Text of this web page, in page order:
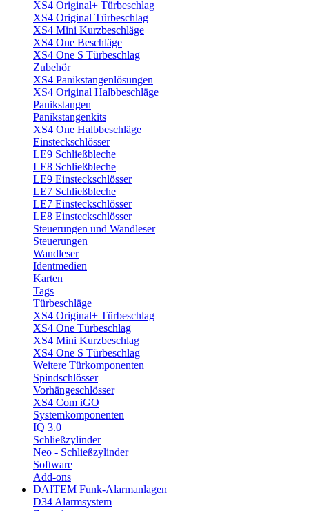
XS4 Original+ Türbeschlag
XS4 Original Türbeschlag
XS4 Mini Kurzbeschläge
XS4 One Beschläge
XS4 One S Türbeschlag
Zubehör
XS4 Panikstangenlösungen
XS4 Original Halbbeschläge
Panikstangen
Panikstangenkits
XS4 One Halbbeschläge
Einsteckschlösser
LE9 Schließbleche
LE8 Schließbleche
LE9 Einsteckschlösser
LE7 Schließbleche
LE7 Einsteckschlösser
LE8 Einsteckschlösser
Steuerungen und Wandleser
Steuerungen
Wandleser
Identmedien
Karten
Tags
Türbeschläge
XS4 Original+ Türbeschlag
XS4 One Türbeschlag
XS4 Mini Kurzbeschlag
XS4 One S Türbeschlag
Weitere Türkomponenten
Spindschlösser
Vorhängeschlösser
XS4 Com iGO
Systemkomponenten
IQ 3.0
Schließzylinder
Neo - Schließzylinder
Software
Add-ons
DAITEM Funk-Alarmanlagen
D34 Alarmsystem